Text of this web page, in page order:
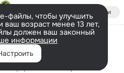
Войти
файлы, чтобы улучшить
ваш возраст менее 13 лет,
должен ваш законный
информации
мире животных
DJ Кефир & Евгений Арсентьев